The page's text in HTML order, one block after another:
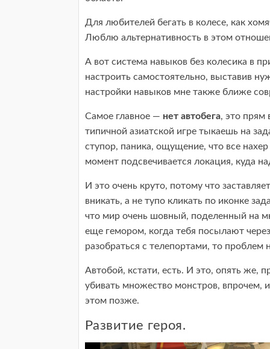
Для любителей бегать в колесе, как
Люблю альтернативность в этом
А вот система навыков без колесика в
настроить самостоятельно, выставив
настройки навыков мне также ближе
Самое главное — нет автобега, это прям
типичной азиатской игре тыкаешь на
ступор, паника, ощущение, что все
момент подсвечивается локация, куда
И это очень круто, потому что
вникать, а не тупо кликать по иконке
что мир очень шовный, поделенный на
еще гемором, когда тебя посылают
разобраться с телепортами, то проблем
Автобой, кстати, есть. И это, опять же,
убивать множество монстров, впрочем,
этом позже.
Развитие героя.